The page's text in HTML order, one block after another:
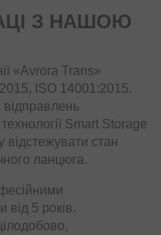
З НАШОЮ
«Avrora Trans»
ISO 14001:2015.
відправлень
Smart Storage
стан
ланцюга.
від 5 років.